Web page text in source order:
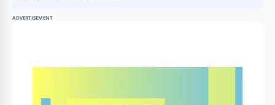
ADVERTISEMENT